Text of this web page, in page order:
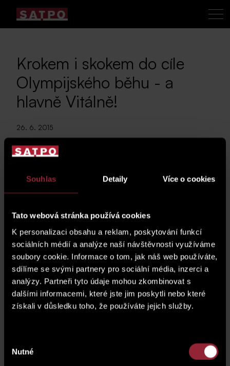
Souhlas Detaily Více o cookies
Tato webová stránka používá cookies
K personalizaci obsahu a reklam, poskytování funkcí
sociálních médií a analýze naší návštěvnosti využíváme
soubory cookie. Informace o tom, jak náš web používáte,
sdílíme se svými partnery pro sociální média, inzerci a
analýzy. Partneři tyto údaje mohou zkombinovat s
dalšími informacemi, které jste jim poskytli nebo které
získali v důsledku toho, že používáte jejich služby.
souhlasu
Nutné
Krokem i skokem do cíle
Olympijského běhu - a
hlavně Vitálně!
26. 6. 2015
Ve středu 24.6. úderem
tisíc lidína různých
tratíchT-Mobile
Olympijského běhua SATPO TEAM u toho
samozřejmě nesměl chybět. Na pražské
Ladronce jsme se sešli se všemi, pro které je
důležité udržování zdravé mysli i těla a chtějí
zůstat vitální v každém věkua společně
Ve středu 24.6. úderem šesté hodiny odstartovalopřes